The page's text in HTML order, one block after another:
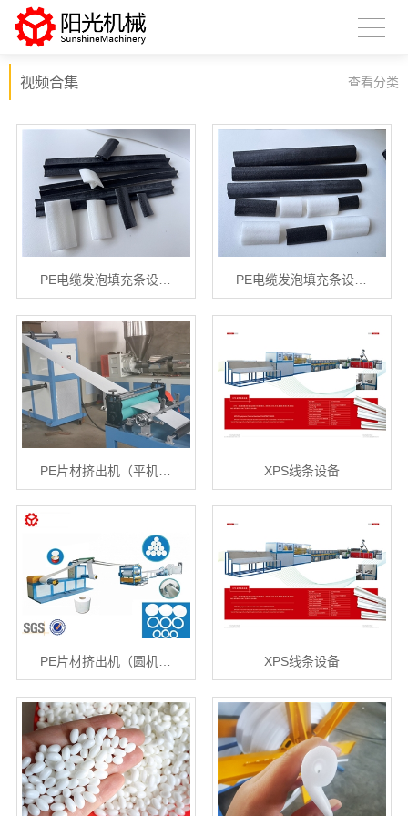
视频合集 查看分类
PE电缆发泡填充条设… PE电缆发泡填充条设…
PE片材挤出机（平机… XPS线条设备
PE片材挤出机（圆机… XPS线条设备
扫描微信二维码 X